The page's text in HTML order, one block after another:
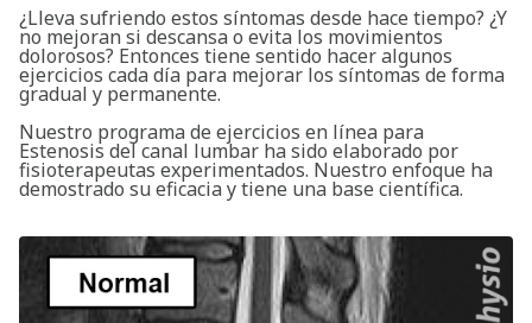
¿Lleva sufriendo estos síntomas desde hace tiempo? ¿Y
no mejoran si descansa o evita los movimientos
dolorosos? Entonces tiene sentido hacer algunos
ejercicios cada día para mejorar los síntomas de forma
gradual y permanente.
Nuestro programa de ejercicios en línea para
Estenosis del canal lumbar ha sido elaborado por
fisioterapeutas experimentados. Nuestro enfoque ha
demostrado su eficacia y tiene una base científica.